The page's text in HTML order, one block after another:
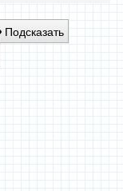
Подсказать